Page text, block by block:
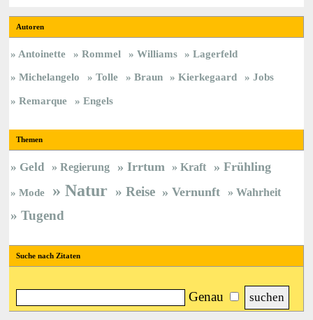
Autoren
Antoinette Rommel Williams
Lagerfeld
Michelangelo
Tolle Braun Kierkegaard
Jobs
Remarque
Engels
Themen
Geld Regierung Irrtum Kraft Frühling
Mode Natur Reise Vernunft Wahrheit
Tugend
Suche nach Zitaten
Genau